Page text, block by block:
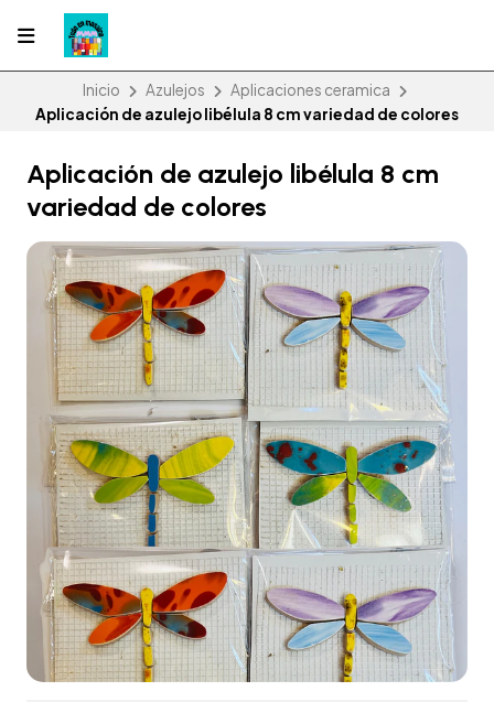
Inicio Azulejos
Aplicaciones ceramica
Aplicación de azulejo libélula 8 cm variedad de colores
Aplicación de azulejo libélula 8 cm
variedad de colores